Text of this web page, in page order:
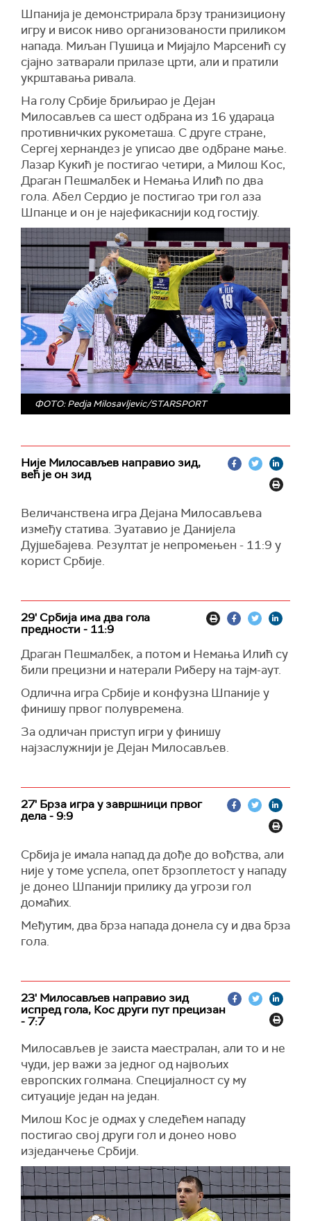
Шпанија је демонстрирала брзу транизициону
игру и висок ниво организованости приликом
напада. Миљан Пушица и Мијајло Марсенић су
сјајно затварали прилазе црти, али и пратили
укрштавања ривала.
На голу Србије бриљирао је Дејан
Милосављев са шест одбрана из 16 удараца
противничких рукометаша. С друге стране,
Сергеј хернандез је уписао две одбране мање.
Лазар Кукић је постигао четири, а Милош Кос,
Драган Пешмалбек и Немања Илић по два
гола. Абел Сердио је постигао три гол аза
Шпанце и он је најефикаснији код гостију.
ФОТО: Pedja Milosavljevic/STARSPORT
Није Милосављев направио зид,
већ је он зид
Величанствена игра Дејана Милосављева
између статива. Зуатавио је Данијела
Дујшебајева. Резултат је непромењен - 11:9 у
корист Србије.
29' Србија има два гола
предности - 11:9
Драган Пешмалбек, а потом и Немања Илић су
били прецизни и натерали Риберу на тајм-аут.
Одлична игра Србије и конфузна Шпаније у
финишу првог полувремена.
За одличан приступ игри у финишу
најзаслужнији је Дејан Милосављев.
27' Брза игра у завршници првог
дела - 9:9
Србија је имала напад да дође до вођства, али
није у томе успела, опет брзоплетост у нападу
је донео Шпанији прилику да угрози гол
домаћих.
Међутим, два брза напада донела су и два брза
гола.
23' Милосављев направио зид
испред гола, Кос други пут прецизан
- 7:7
Милосављев је заиста маестралан, али то и не
чуди, јер важи за једног од највољих
европских голмана. Специјалност су му
ситуације један на један.
Милош Кос је одмах у следећем нападу
постигао свој други гол и донео ново
изједанчење Србији.